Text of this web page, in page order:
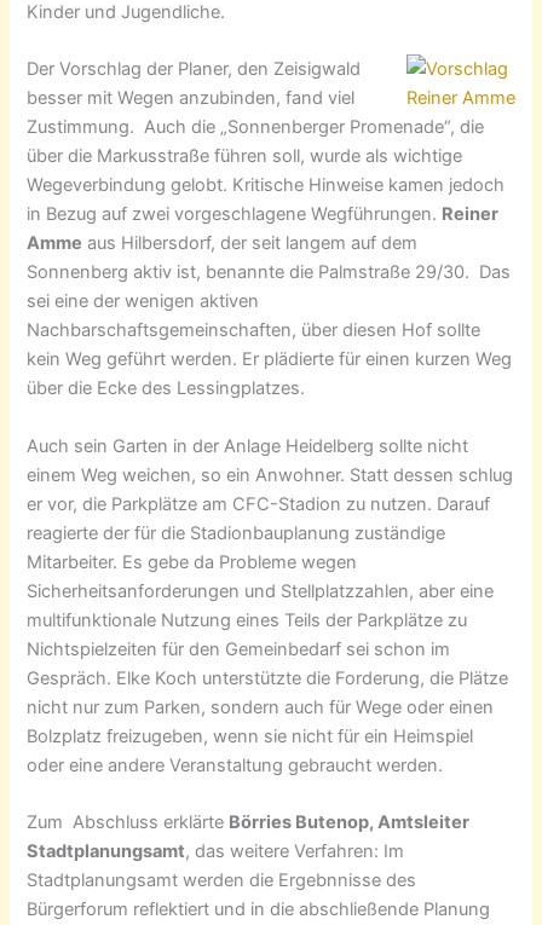
Kinder und Jugendliche.
Der Vorschlag der Planer, den Zeisigwald
besser mit Wegen anzubinden, fand viel
Zustimmung. Auch die „Sonnenberger Promenade“, die
über die Markusstraße führen soll, wurde als wichtige
Wegeverbindung gelobt. Kritische Hinweise kamen jedoch
in Bezug auf zwei vorgeschlagene Wegführungen. Reiner
Amme aus Hilbersdorf, der seit langem auf dem
Sonnenberg aktiv ist, benannte die Palmstraße 29/30. Das
sei eine der wenigen aktiven
Nachbarschaftsgemeinschaften, über diesen Hof sollte
kein Weg geführt werden. Er plädierte für einen kurzen Weg
über die Ecke des Lessingplatzes.
Auch sein Garten in der Anlage Heidelberg sollte nicht
einem Weg weichen, so ein Anwohner. Statt dessen schlug
er vor, die Parkplätze am CFC-Stadion zu nutzen. Darauf
reagierte der für die Stadionbauplanung zuständige
Mitarbeiter. Es gebe da Probleme wegen
Sicherheitsanforderungen und Stellplatzzahlen, aber eine
multifunktionale Nutzung eines Teils der Parkplätze zu
Nichtspielzeiten für den Gemeinbedarf sei schon im
Gespräch. Elke Koch unterstützte die Forderung, die Plätze
nicht nur zum Parken, sondern auch für Wege oder einen
Bolzplatz freizugeben, wenn sie nicht für ein Heimspiel
oder eine andere Veranstaltung gebraucht werden.
Zum Abschluss erklärte Börries Butenop, Amtsleiter
Stadtplanungsamt, das weitere Verfahren: Im
Stadtplanungsamt werden die Ergebnnisse des
Bürgerforum reflektiert und in die abschließende Planung